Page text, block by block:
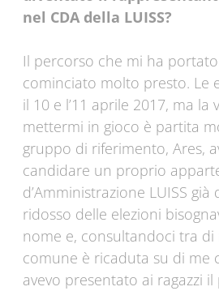
nel CDA della LUISS?
Il percorso che mi ha
cominciato molto presto. Le
il 10 e l’11 aprile 2017, ma la
mettermi in gioco è partita
gruppo di riferimento, Ares,
candidare un proprio
d’Amministrazione LUISS
ridosso delle elezioni
nome e, consultandoci tra di
comune è ricaduta su di me
avevo presentato ai ragazzi